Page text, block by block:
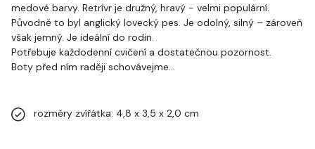
medové barvy. Retrívr je družný, hravý - velmi populární.
Původně to byl anglický lovecký pes. Je odolný, silný – zároveň
však jemný. Je ideální do rodin.
Potřebuje každodenní cvičení a dostatečnou pozornost.
Boty před ním raději schovávejme...
rozměry zvířátka: 4,8 x 3,5 x 2,0 cm